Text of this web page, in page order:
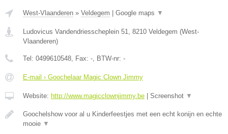
West-Vlaanderen » Veldegem | Google maps ▼
Ludovicus Vandendriesscheplein 51 8210 Veldegem (West-
Vlaanderen)
Tel: 0499610548 , Fax: - , BTW-nr: -
E-mail › Goochelaar Magic Clown Jimmy
Website: http://www.magicclownjimmy.be | Screenshot ▼
Goochelshow voor al u Kinderfeestjes met een echt konijn en echte
mooie ▼